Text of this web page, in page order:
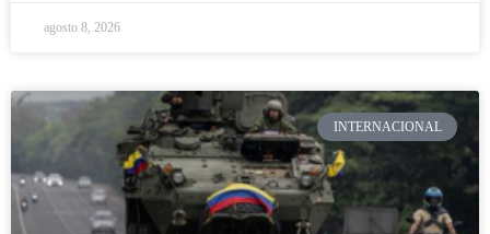
agosto 8, 2026
INTERNACIONAL